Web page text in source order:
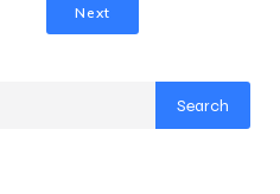
Next
Search